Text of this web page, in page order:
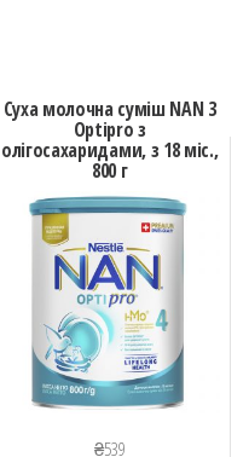
Суха молочна суміш NAN 3
Optipro з
олігосахаридами, з 18 міс.,
800 г
₴539